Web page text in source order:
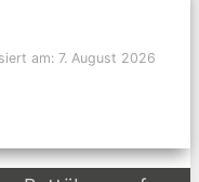
am: 7. August 2026